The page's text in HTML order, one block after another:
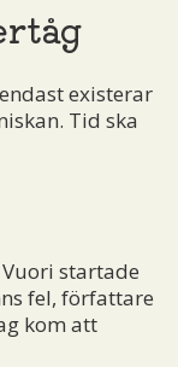
existerar
Tid ska
startade
fel, författare
kom att